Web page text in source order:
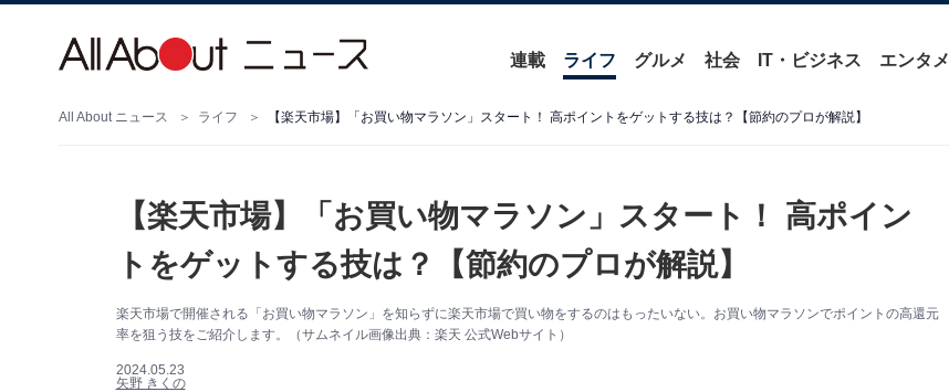
連載 ライフ グルメ 社会 IT・ビジネス エンタメ
All About ニュース ライフ 【楽天市場】「お買い物マラソン」スタート！ 高ポイントをゲットする技は？【節約のプロが解説】
【楽天市場】「お買い物マラソン」スタート！ 高ポイン
トをゲットする技は？【節約のプロが解説】
楽天市場で開催される「お買い物マラソン」を知らずに楽天市場で買い物をするのはもったいない。お買い物マラソンでポイントの高還元
率を狙う技をご紹介します。（サムネイル画像出典：楽天 公式Webサイト）
2024.05.23
矢野 きくの